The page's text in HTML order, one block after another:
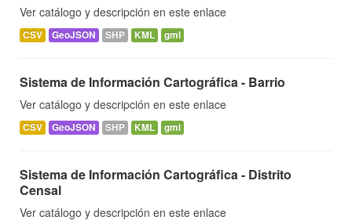
Ver catálogo y descripción en este enlace
CSV GeoJSON SHP KML gml
Sistema de Información Cartográfica - Barrio
Ver catálogo y descripción en este enlace
CSV GeoJSON SHP KML gml
Sistema de Información Cartográfica - Distrito
Censal
Ver catálogo y descripción en este enlace